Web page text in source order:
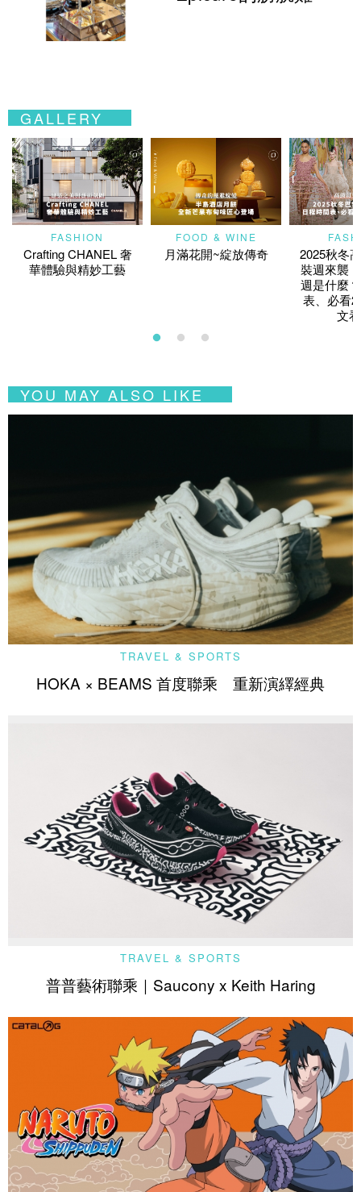
GALLERY
FASHION
Crafting CHANEL 奢
華體驗與精妙工藝
FOOD & WINE
月滿花開~綻放傳奇
2025秋冬
裝週來襲
週是什麼
表、必看
文
YOU MAY ALSO LIKE
TRAVEL & SPORTS
HOKA × BEAMS 首度聯乘 重新演繹經典
TRAVEL & SPORTS
普普藝術聯乘｜Saucony x Keith Haring